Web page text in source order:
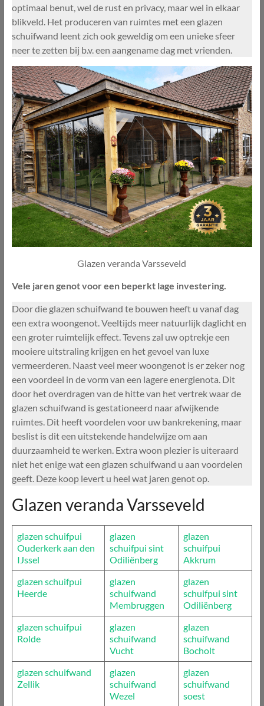
optimaal benut, wel de rust en privacy, maar wel in elkaar
blikveld. Het produceren van ruimtes met een glazen
schuifwand leent zich ook geweldig om een unieke sfeer
neer te zetten bij b.v. een aangename dag met vrienden.
Glazen veranda Varsseveld
Vele jaren genot voor een beperkt lage investering.
Door die glazen schuifwand te bouwen heeft u vanaf dag
een extra woongenot. Veeltijds meer natuurlijk daglicht en
een groter ruimtelijk effect. Tevens zal uw optrekje een
mooiere uitstraling krijgen en het gevoel van luxe
vermeerderen. Naast veel meer woongenot is er zeker nog
een voordeel in de vorm van een lagere energienota. Dit
door het overdragen van de hitte van het vertrek waar de
glazen schuifwand is gestationeerd naar afwijkende
ruimtes. Dit heeft voordelen voor uw bankrekening, maar
beslist is dit een uitstekende handelwijze om aan
duurzaamheid te werken. Extra woon plezier is uiteraard
niet het enige wat een glazen schuifwand u aan voordelen
geeft. Deze koop levert u heel wat jaren genot op.
Glazen veranda Varsseveld
glazen schuifpui
Ouderkerk aan den
IJssel
glazen
schuifpui sint
Odiliënberg
glazen
schuifpui
Akkrum
glazen schuifpui
Heerde
glazen
schuifwand
Membruggen
glazen
schuifpui sint
Odiliënberg
glazen schuifpui
Rolde
glazen
schuifwand
Vucht
glazen
schuifwand
Bocholt
glazen schuifwand
Zellik
glazen
schuifwand
Wezel
glazen
schuifwand
soest